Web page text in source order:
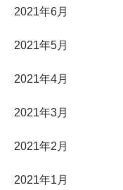
2021年6月
2021年5月
2021年4月
2021年3月
2021年2月
2021年1月